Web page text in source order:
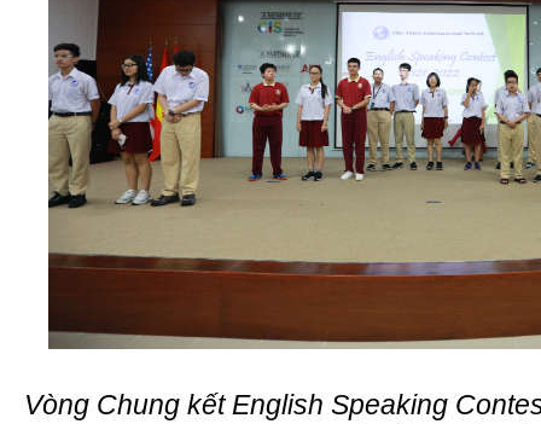
Vòng Chung kết English Speaking